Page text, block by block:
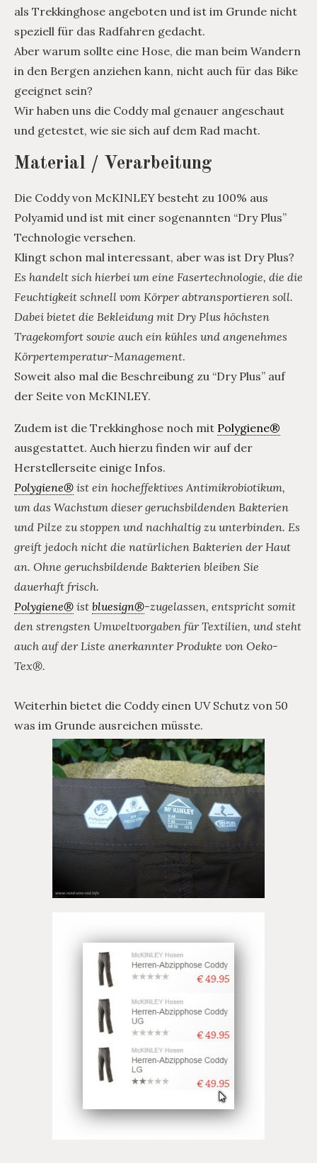
als Trekkinghose angeboten und ist im Grunde nicht
speziell für das Radfahren gedacht.
Aber warum sollte eine Hose, die man beim Wandern
in den Bergen anziehen kann, nicht auch für das Bike
geeignet sein?
Wir haben uns die Coddy mal genauer angeschaut
und getestet, wie sie sich auf dem Rad macht.
Material / Verarbeitung
Die Coddy von McKINLEY besteht zu 100% aus
Polyamid und ist mit einer sogenannten “Dry Plus”
Technologie versehen.
Klingt schon mal interessant, aber was ist Dry Plus?
Es handelt sich hierbei um eine Fasertechnologie, die die
Feuchtigkeit schnell vom Körper abtransportieren soll.
Dabei bietet die Bekleidung mit Dry Plus höchsten
Tragekomfort sowie auch ein kühles und angenehmes
Körpertemperatur-Management.
Soweit also mal die Beschreibung zu “Dry Plus” auf
der Seite von McKINLEY.
Zudem ist die Trekkinghose noch mit Polygiene®
ausgestattet. Auch hierzu finden wir auf der
Herstellerseite einige Infos.
Polygiene® ist ein hocheffektives Antimikrobiotikum,
um das Wachstum dieser geruchsbildenden Bakterien
und Pilze zu stoppen und nachhaltig zu unterbinden. Es
greift jedoch nicht die natürlichen Bakterien der Haut
an. Ohne geruchsbildende Bakterien bleiben Sie
dauerhaft frisch.
Polygiene® ist bluesign®-zugelassen, entspricht somit
den strengsten Umweltvorgaben für Textilien, und steht
auch auf der Liste anerkannter Produkte von Oeko-
Tex®.
Weiterhin bietet die Coddy einen UV Schutz von 50
was im Grunde ausreichen müsste.